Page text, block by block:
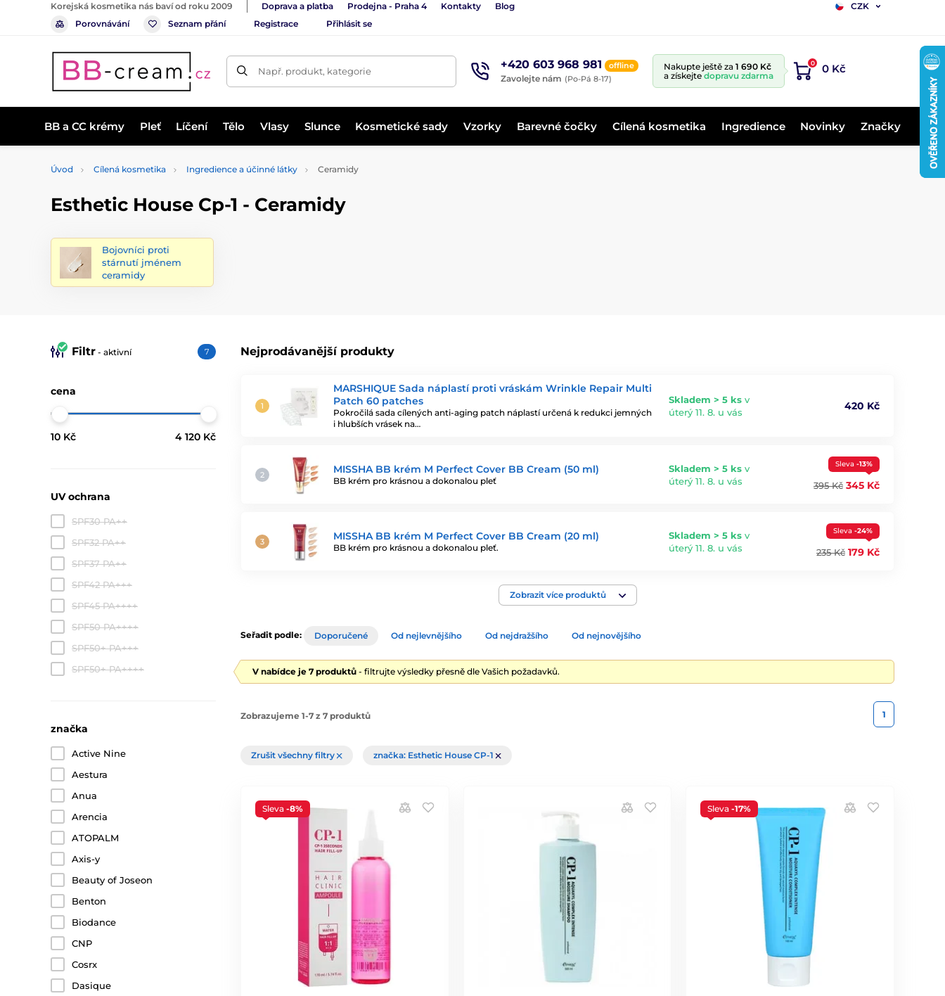
Korejská kosmetika nás baví od roku 2009 Doprava a platba Prodejna - Praha 4 Kontakty Blog
CZK
Porovnávání
Seznam přání Registrace Přihlásit se
Např. produkt, kategorie +420 603 968 981 offline
Zavolejte nám (Po-Pá 8-17)
Nakupte ještě za 1 690 Kč
a získejte dopravu zdarma
0 0 Kč
BB a CC krémy Pleť Líčení Tělo Vlasy Slunce Kosmetické sady Vzorky Barevné čočky Cílená kosmetika Ingredience Novinky Značky
Úvod Cílená kosmetika Ingredience a účinné látky Ceramidy
Esthetic House Cp-1 - Ceramidy
Bojovníci proti
stárnutí jménem
ceramidy
Nejprodávanější produkty
MARSHIQUE Sada náplastí proti vráskám Wrinkle Repair Multi
Patch 60 patches
Pokročilá sada cílených anti-aging patch náplastí určená k redukci jemných
i hlubších vrásek na…
Skladem > 5 ks v
úterý 11. 8. u vás
420 Kč
MISSHA BB krém M Perfect Cover BB Cream (50 ml)
BB krém pro krásnou a dokonalou pleť
Skladem > 5 ks v
úterý 11. 8. u vás
Sleva -13%
395 Kč 345 Kč
MISSHA BB krém M Perfect Cover BB Cream (20 ml)
BB krém pro krásnou a dokonalou pleť.
Skladem > 5 ks v
úterý 11. 8. u vás
Sleva -24%
235 Kč 179 Kč
Zobrazit více produktů
Filtr - aktivní 7
cena
10 Kč 4 120 Kč
UV ochrana
SPF30 PA++
SPF32 PA++
SPF37 PA++
SPF42 PA+++
SPF45 PA++++
SPF50 PA++++
SPF50+ PA+++
SPF50+ PA++++
značka
Active Nine
Aestura
Anua
Arencia
ATOPALM
Axis-y
Beauty of Joseon
Benton
Biodance
CNP
Cosrx
Dasique
Seřadit podle: Doporučené Od nejlevnějšího Od nejdražšího Od nejnovějšího
V nabídce je 7 produktů - filtrujte výsledky přesně dle Vašich požadavků.
Zobrazujeme 1-7 z 7 produktů 1
Zrušit všechny filtry značka: Esthetic House CP-1
Sleva -8% Sleva-17%